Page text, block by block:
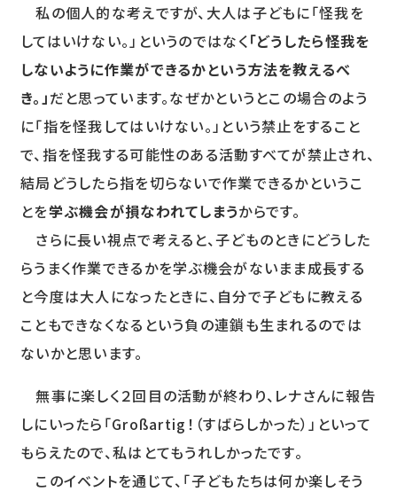
私の個人的な考えですが、大人は子どもに「怪我を
してはいけない。」というのではなく「どうしたら怪我を
しないように作業ができるかという方法を教えるべ
き。」だと思っています。なぜかというとこの場合のよう
に「指を怪我してはいけない。」という禁止をすること
で、指を怪我する可能性のある活動すべてが禁止され、
結局どうしたら指を切らないで作業できるかというこ
とを学ぶ機会が損なわれてしまうからです。
さらに長い視点で考えると、子どものときにどうした
らうまく作業できるかを学ぶ機会がないまま成長する
と今度は大人になったときに、自分で子どもに教える
こともできなくなるという負の連鎖も生まれるのでは
ないかと思います。
無事に楽しく２回目の活動が終わり、レナさんに報告
しにいったら「Großartig！（すばらしかった）」といって
もらえたので、私はとてもうれしかったです。
このイベントを通じて、「子どもたちは何か楽しそう